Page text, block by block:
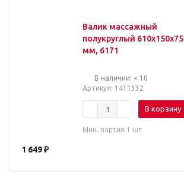
Валик массажный
полукруглый 610х150х75
мм, 6171
В наличии: < 10
Артикул: 1411332
В корзину
Мин. партия 1 шт
1 649₽